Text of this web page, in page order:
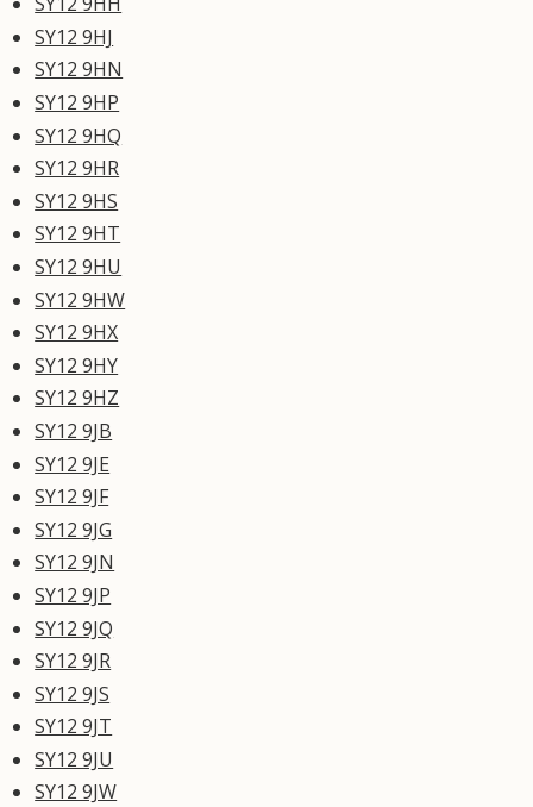
SY12 9HJ
SY12 9HN
SY12 9HP
SY12 9HQ
SY12 9HR
SY12 9HS
SY12 9HT
SY12 9HU
SY12 9HW
SY12 9HX
SY12 9HY
SY12 9HZ
SY12 9JB
SY12 9JE
SY12 9JF
SY12 9JG
SY12 9JN
SY12 9JP
SY12 9JQ
SY12 9JR
SY12 9JS
SY12 9JT
SY12 9JU
SY12 9JW